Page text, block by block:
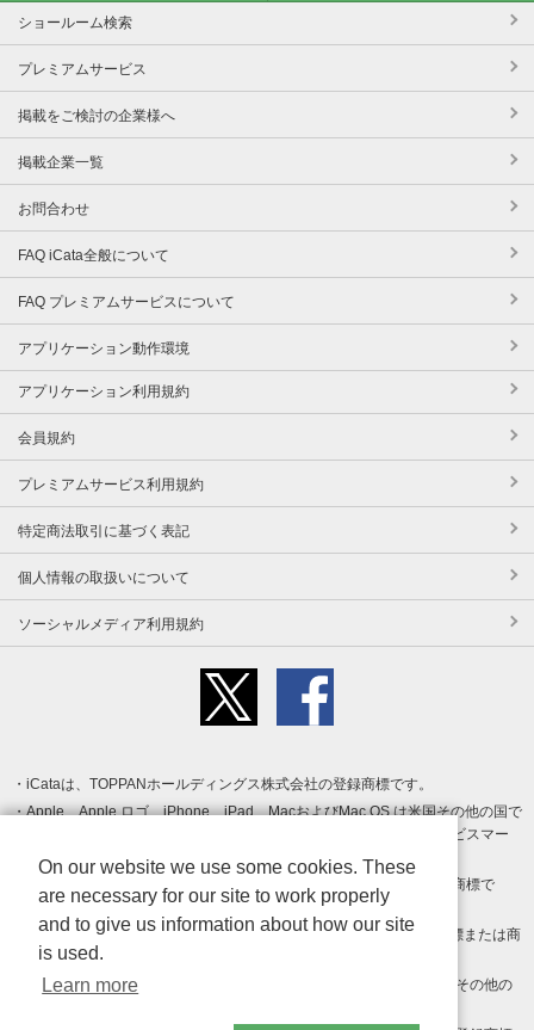
ショールーム検索
プレミアムサービス
掲載をご検討の企業様へ
掲載企業一覧
お問合わせ
FAQ iCata全般について
FAQ プレミアムサービスについて
アプリケーション動作環境
アプリケーション利用規約
会員規約
プレミアムサービス利用規約
特定商法取引に基づく表記
個人情報の取扱いについて
ソーシャルメディア利用規約
iCataは、TOPPANホールディングス株式会社の登録商標です。
Apple、Apple ロゴ、iPhone、iPad、MacおよびMac OS は米国その他の国で
登録された Apple Inc. の商標です。App Store は Apple Inc. のサービスマー
クです。
Android、Google Play および Google Play ロゴ は Google LLC の商標で
す。
Windows は Microsoft Inc.の米国およびその他の国における登録商標または商
標です。
Adobe、Adobe Reader、Adobe PDF は、Adobe Inc.の米国およびその他の
On our website we use some cookies. These
are necessary for our site to work properly
and to give us information about how our site
is used.
Learn more